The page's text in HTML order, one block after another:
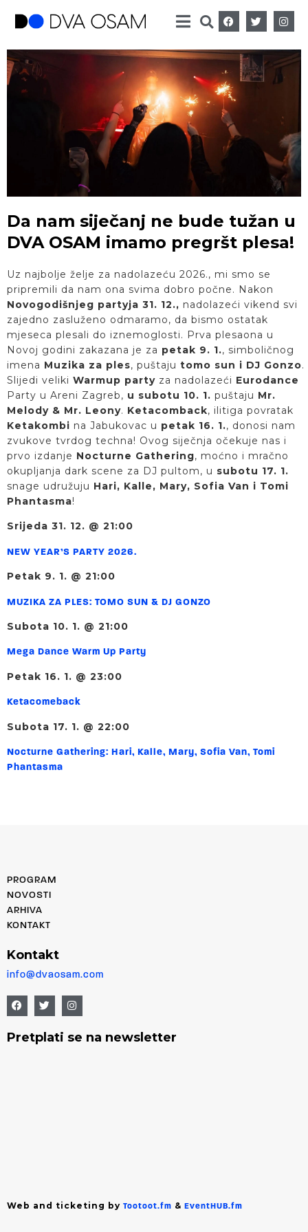
Da nam siječanj ne bude tužan u
DVA OSAM imamo pregršt plesa!
Uz najbolje želje za nadolazeću 2026., mi smo se
pripremili da nam ona svima dobro počne. Nakon
Novogodišnjeg partyja 31. 12., nadolazeći vikend svi
zajedno zasluženo odmaramo, da bismo ostatak
mjeseca plesali do iznemoglosti. Prva plesaona u
Novoj godini zakazana je za petak 9. 1., simboličnog
imena Muzika za ples, puštaju tomo sun i DJ Gonzo.
Slijedi veliki Warmup party za nadolazeći Eurodance
Party u Areni Zagreb, u subotu 10. 1. puštaju Mr.
Melody & Mr. Leony. Ketacomback, ilitiga povratak
Ketakombi na Jabukovac u petak 16. 1., donosi nam
zvukove tvrdog techna! Ovog siječnja očekuje nas i
prvo izdanje Nocturne Gathering, moćno i mračno
okupljanja dark scene za DJ pultom, u subotu 17. 1.
snage udružuju Hari, Kalle, Mary, Sofia Van i Tomi
Phantasma!
Srijeda 31. 12. @ 21:00
NEW YEAR’S PARTY 2026.
Petak 9. 1. @ 21:00
MUZIKA ZA PLES: TOMO SUN & DJ GONZO
Subota 10. 1. @ 21:00
Mega Dance Warm Up Party
Petak 16. 1. @ 23:00
Ketacomeback
Subota 17. 1. @ 22:00
Nocturne Gathering: Hari, Kalle, Mary, Sofia Van, Tomi
Phantasma
PROGRAM
NOVOSTI
ARHIVA
KONTAKT
Kontakt
info@dvaosam.com
Pretplati se na newsletter
Web and ticketing by Tootoot.fm & EventHUB.fm